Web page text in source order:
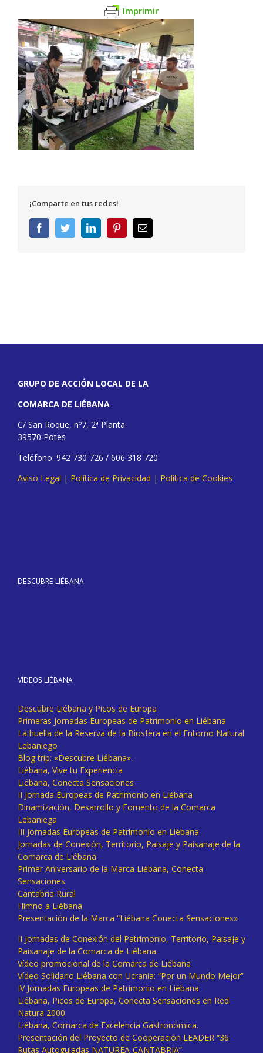
Imprimir
¡Comparte en tus redes!
FacebookTwitterLinkedInPinterestCorreo
electrónico
GRUPO DE ACCIÓN LOCAL DE LA
COMARCA DE LIÉBANA
C/ San Roque, nº7, 2ª Planta
39570 Potes
Teléfono: 942 730 726 / 606 318 720
Aviso Legal | Política de Privacidad | Política de Cookies
DESCUBRE LIÉBANA
VÍDEOS LIÉBANA
Descubre Liébana y Picos de Europa
Primeras Jornadas Europeas de Patrimonio en Liébana
La huella de la Reserva de la Biosfera en el Entorno Natural
Lebaniego
Blog trip: «Descubre Liébana».
Liébana, Vive tu Experiencia
Liébana, Conecta Sensaciones
II Jornada Europeas de Patrimonio en Liébana
Dinamización, Desarrollo y Fomento de la Comarca
Lebaniega
III Jornadas Europeas de Patrimonio en Liébana
Jornadas de Conexión, Territorio, Paisaje y Paisanaje de la
Comarca de Liébana
Primer Aniversario de la Marca Liébana, Conecta
Sensaciones
Cantabria Rural
Himno a Liébana
Presentación de la Marca “Liébana Conecta Sensaciones»
II Jornadas de Conexión del Patrimonio, Territorio, Paisaje y
Paisanaje de la Comarca de Liébana.
Vídeo promocional de la Comarca de Liébana
Vídeo Solidario Liébana con Ucrania: “Por un Mundo Mejor”
IV Jornadas Europeas de Patrimonio en Liébana
Liébana, Picos de Europa, Conecta Sensaciones en Red
Natura 2000
Liébana, Comarca de Excelencia Gastronómica.
Presentación del Proyecto de Cooperación LEADER “36
Rutas Autoguiadas NATUREA-CANTABRIA”